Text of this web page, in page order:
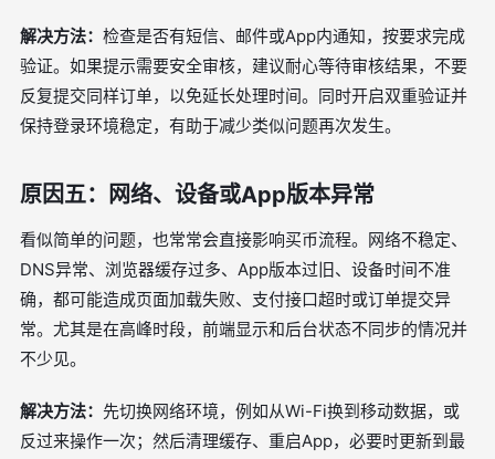
解决方法： 检查是否有短信、邮件或App内通知，按要求完成
验证。如果提示需要安全审核，建议耐心等待审核结果，不要
反复提交同样订单，以免延长处理时间。同时开启双重验证并
保持登录环境稳定，有助于减少类似问题再次发生。
原因五：网络、设备或App版本异常
看似简单的问题，也常常会直接影响买币流程。网络不稳定、
DNS异常、浏览器缓存过多、App版本过旧、设备时间不准
确，都可能造成页面加载失败、支付接口超时或订单提交异
常。尤其是在高峰时段，前端显示和后台状态不同步的情况并
不少见。
解决方法： 先切换网络环境，例如从Wi-Fi换到移动数据，或
反过来操作一次；然后清理缓存、重启App，必要时更新到最